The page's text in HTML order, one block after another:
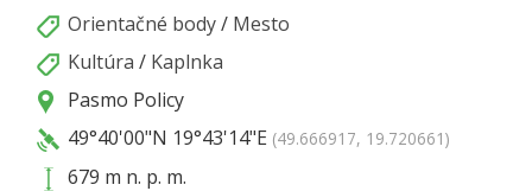
Orientačné body/ Mesto
Kultúra / Kaplnka
Pasmo Policy
49°40'00"N 19°43'14"E (49.666917, 19.720661)
679 m n. p. m.